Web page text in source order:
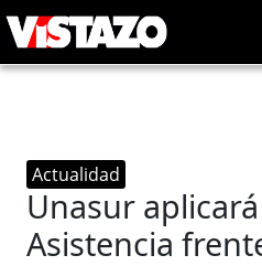
Actualidad
Unasur
Asistencia